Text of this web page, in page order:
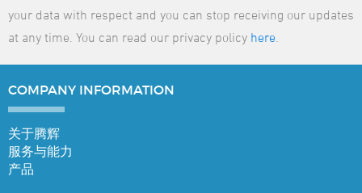
your data with respect and you can stop receiving our updates
at any time. You can read our privacy policy here
COMPANY INFORMATION
关于腾辉
服务与能力
产品